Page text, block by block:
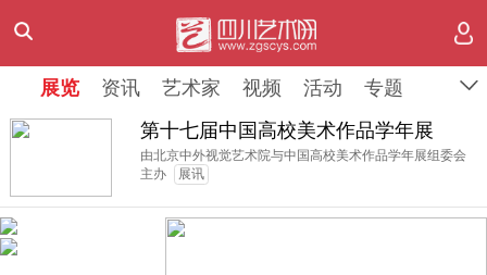
展览 资讯 艺术家 视频 活动
专题
第十七届中国高校美术作品学年展
由北京中外视觉艺术院与中国高校美术作品学年展组委会
主办
展讯
展览 资讯 艺术家 视频 活动 专题
展览 资讯 艺术家 视频 活动 专题